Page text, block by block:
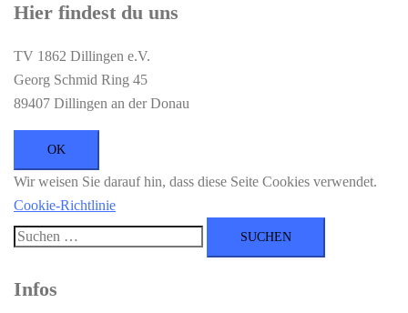
Hier findest du uns
TV 1862 Dillingen e.V.
Georg Schmid Ring 45
89407 Dillingen an der Donau
Wir weisen Sie darauf hin, dass diese Seite Cookies verwendet.
Cookie-Richtlinie
Suchen
Infos